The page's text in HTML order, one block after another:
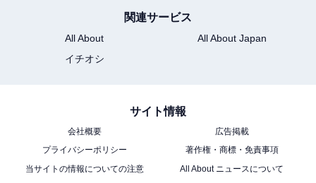
関連サービス
All About
All About Japan
イチオシ
サイト情報
会社概要
広告掲載
プライバシーポリシー
著作権・商標・免責事項
当サイトの情報についての注意
All About ニュースについて